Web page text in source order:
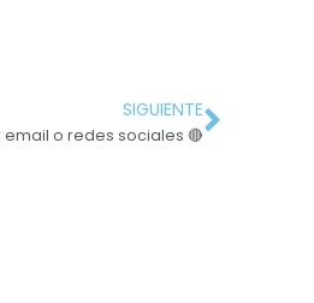
SIGUIENTE
o redes sociales 🔴